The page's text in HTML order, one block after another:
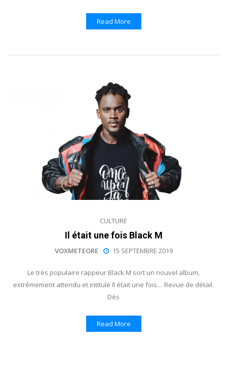
Read More
CULTURE
Il était une fois Black M
VOXMETEORE 15 SEPTEMBRE 2019
Le très populaire rappeur Black M sort un nouvel album,
extrêmement attendu et intitulé Il était une fois… Revue de détail.
Dès
Read More